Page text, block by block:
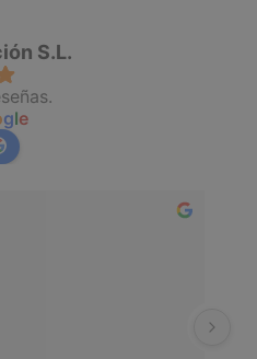
S.L.
gle